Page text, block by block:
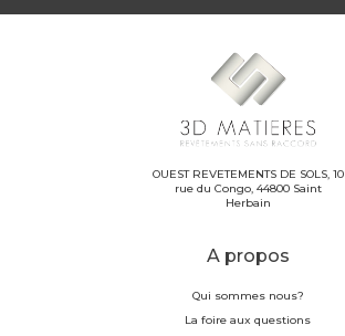
OUEST REVETEMENTS DE SOLS, 10
rue du Congo, 44800 Saint
Herbain
A propos
Qui sommes nous?
La foire aux questions